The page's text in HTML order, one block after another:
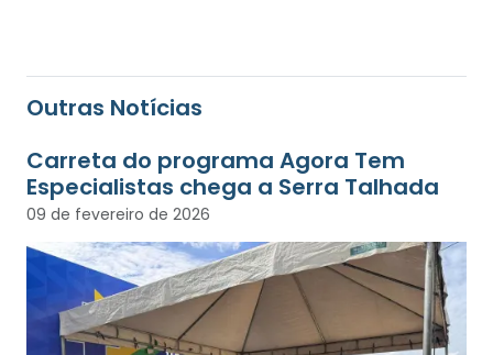
Outras Notícias
Carreta do programa Agora Tem
Especialistas chega a Serra Talhada
09 de fevereiro de 2026